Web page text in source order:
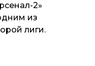
2»
из
лиги.